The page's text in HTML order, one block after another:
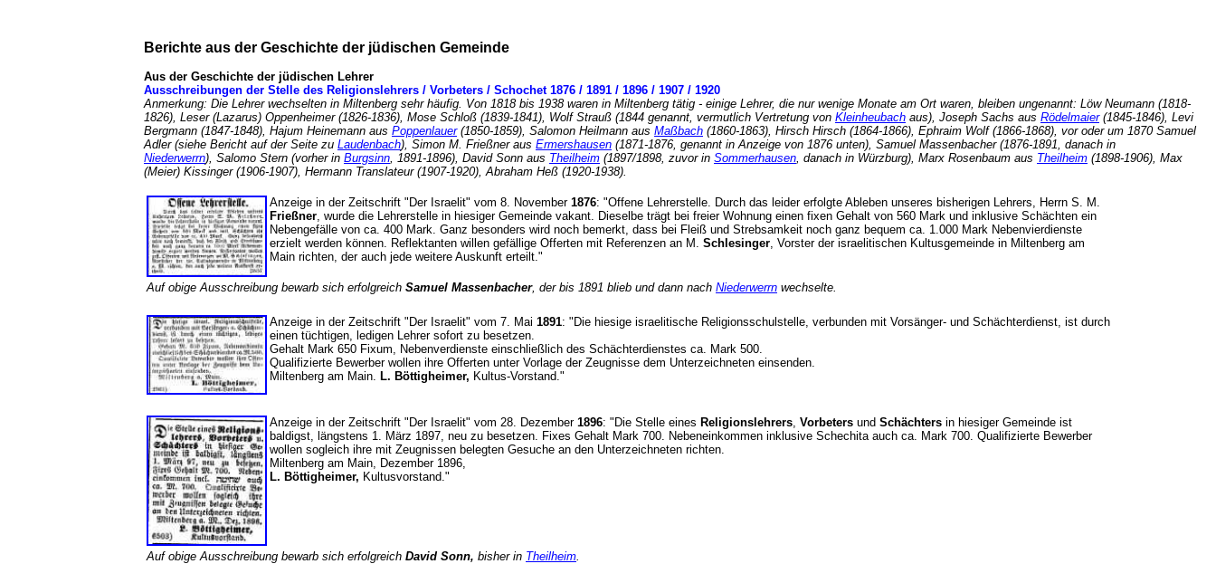
Berichte aus der Geschichte der jüdischen Gemeinde
Aus der Geschichte der jüdischen Lehrer
Ausschreibungen der Stelle des Religionslehrers / Vorbeters / Schochet 1876 / 1891 / 1896 / 1907 / 1920
Anmerkung: Die Lehrer wechselten in Miltenberg sehr häufig. Von 1818 bis 1938 waren in Miltenberg tätig - einige Lehrer, die nur wenige Monate am Ort waren, bleiben ungenannt: Löw Neumann (1818-
1826), Leser (Lazarus) Oppenheimer (1826-1836), Mose Schloß (1839-1841), Wolf Strauß (1844 genannt, vermutlich Vertretung von Kleinheubach aus), Joseph Sachs aus Rödelmaier(1845-1846), Levi
Bergmann (1847-1848), Hajum Heinemann aus Poppenlauer(1850-1859), Salomon Heilmann aus Maßbach (1860-1863), Hirsch Hirsch (1864-1866), Ephraim Wolf (1866-1868), vor oder um 1870 Samuel
Adler (siehe Bericht auf der Seite zu Laudenbach), Simon M. Frießner aus Ermershausen (1871-1876, genannt in Anzeige von 1876 unten), Samuel Massenbacher (1876-1891, danach in
Niederwerrn), Salomo Stern (vorher in Burgsinn, 1891-1896), David Sonn aus Theilheim (1897/1898, zuvor in Sommerhausen, danach in Würzburg), Marx Rosenbaum aus Theilheim (1898-1906), Max
(Meier) Kissinger (1906-1907), Hermann Translateur (1907-1920), Abraham Heß (1920-1938).
Anzeige in der Zeitschrift "Der Israelit" vom 8. November 1876: "Offene Lehrerstelle. Durch das leider erfolgte Ableben unseres bisherigen Lehrers, Herrn S. M.
Frießner, wurde die Lehrerstelle in hiesiger Gemeinde vakant. Dieselbe trägt bei freier Wohnung einen fixen Gehalt von 560 Mark und inklusive Schächten ein
Nebengefälle von ca. 400 Mark. Ganz besonders wird noch bemerkt, dass bei Fleiß und Strebsamkeit noch ganz bequem ca. 1.000 Mark Nebenvierdienste
erzielt werden können. Reflektanten willen gefällige Offerten mit Referenzen an M. Schlesinger, Vorster der israelitischen Kultusgemeinde in Miltenberg am
Main richten, der auch jede weitere Auskunft erteilt."
Auf obige Ausschreibung bewarb sich erfolgreich Samuel Massenbacher, der bis 1891 blieb und dann nach Niederwerrn wechselte.
Anzeige in der Zeitschrift "Der Israelit" vom 7. Mai 1891: "Die hiesige israelitische Religionsschulstelle, verbunden mit Vorsänger- und Schächterdienst, ist durch
einen tüchtigen, ledigen Lehrer sofort zu besetzen.
Gehalt Mark 650 Fixum, Nebenverdienste einschließlich des Schächterdienstes ca. Mark 500.
Qualifizierte Bewerber wollen ihre Offerten unter Vorlage der Zeugnisse dem Unterzeichneten einsenden.
Miltenberg am Main. L. Böttigheimer, Kultus-Vorstand."
Anzeige in der Zeitschrift "Der Israelit" vom 28. Dezember 1896: "Die Stelle eines Religionslehrers, Vorbeters und Schächters in hiesiger Gemeinde ist
baldigst, längstens 1. März 1897, neu zu besetzen. Fixes Gehalt Mark 700. Nebeneinkommen inklusive Schechita auch ca. Mark 700. Qualifizierte Bewerber
wollen sogleich ihre mit Zeugnissen belegten Gesuche an den Unterzeichneten richten.
Miltenberg am Main, Dezember 1896,
L. Böttigheimer, Kultusvorstand."
Auf obige Ausschreibung bewarb sich erfolgreich David Sonn, bisher in Theilheim.